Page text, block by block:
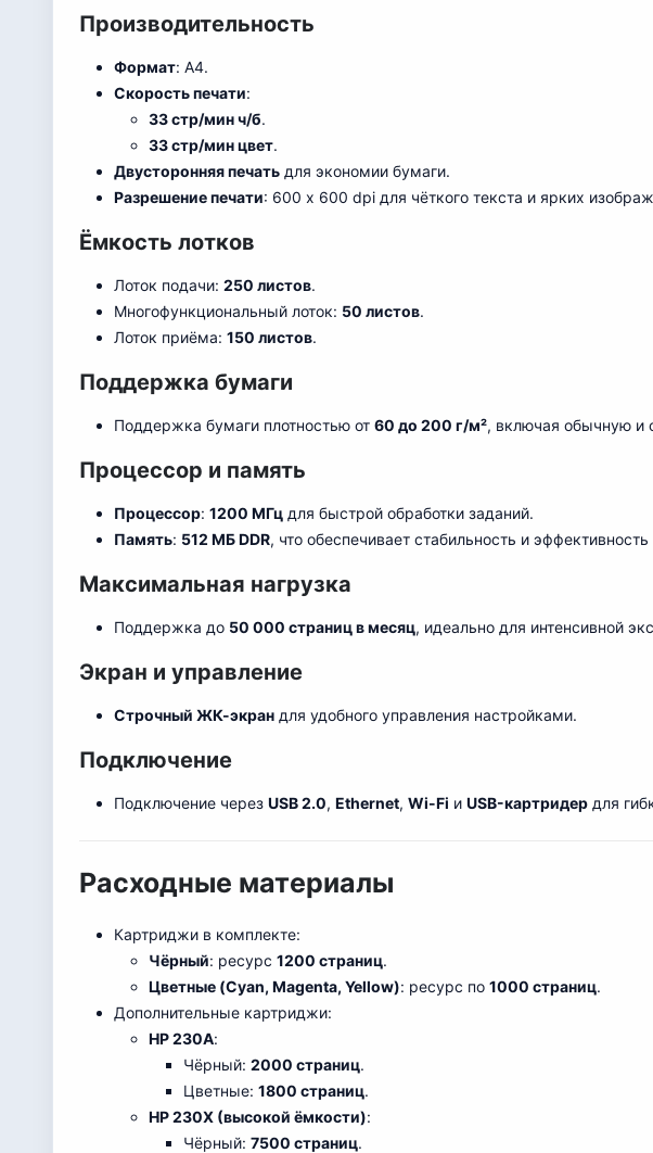
Производительность
Формат: A4.
Скорость печати:
33 стр/мин ч/б.
33 стр/мин цвет.
Двусторонняя печать для экономии бумаги.
Разрешение печати: 600 x 600 dpi для чёткого текста и ярких
Ёмкость лотков
Лоток подачи: 250 листов.
Многофункциональный лоток: 50 листов.
Лоток приёма: 150 листов.
Поддержка бумаги
Поддержка бумаги плотностью от 60 до 200 г/м², включая обычную и
Процессор и память
Процессор: 1200 МГц для быстрой обработки заданий.
Память: 512 МБ DDR, что обеспечивает стабильность и
Максимальная нагрузка
Поддержка до 50 000 страниц в месяц, идеально для интенсивной
Экран и управление
Строчный ЖК-экран для удобного управления настройками.
Подключение
Подключение через USB 2.0, Ethernet, Wi-Fi и USB-картридер для
Расходные материалы
Картриджи в комплекте:
Чёрный: ресурс 1200 страниц.
Цветные (Cyan, Magenta, Yellow): ресурс по 1000 страниц.
Дополнительные картриджи:
HP 230A:
Чёрный: 2000 страниц.
Цветные: 1800 страниц.
HP 230X (высокой ёмкости):
Чёрный: 7500 страниц.